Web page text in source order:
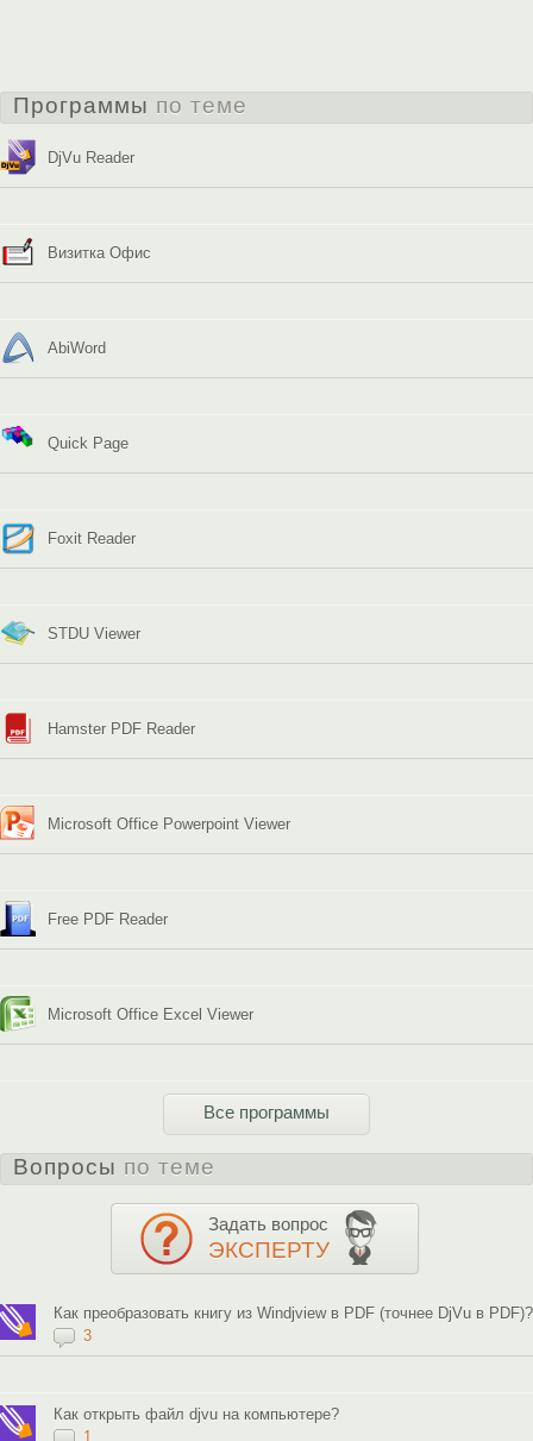
Программы по теме
DjVu Reader
Визитка Офис
AbiWord
Quick Page
Foxit Reader
STDU Viewer
Hamster PDF Reader
Microsoft Office Powerpoint Viewer
Free PDF Reader
Microsoft Office Excel Viewer
Все программы
Вопросы по теме
Задать вопрос
ЭКСПЕРТУ
Как преобразовать книгу из Windjview в PDF (точнее DjVu в PDF)?
3
Как открыть файл djvu на компьютере?
1